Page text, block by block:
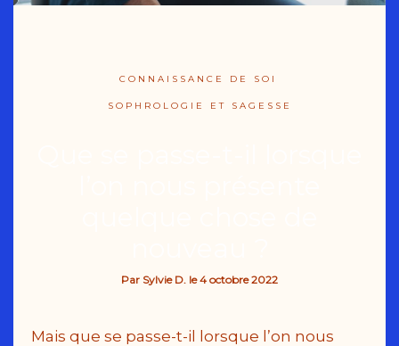
CONNAISSANCE DE SOI
SOPHROLOGIE ET SAGESSE
Par Sylvie D. le4 octobre 2022
Mais que se passe-t-il lorsque l’on nous